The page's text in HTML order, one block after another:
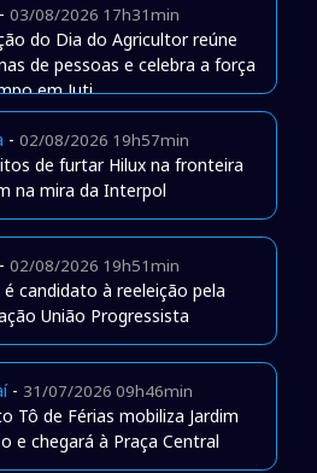
- 03/08/2026 17h31min
do Dia do Agricultor reúne
de pessoas e celebra a força
em Juti
- 02/08/2026 19h57min
de furtar Hilux na fronteira
na mira da Interpol
- 02/08/2026 19h51min
é candidato à reeleição pela
União Progressista
- 31/07/2026 09h46min
Tô de Férias mobiliza Jardim
e chegará à Praça Central